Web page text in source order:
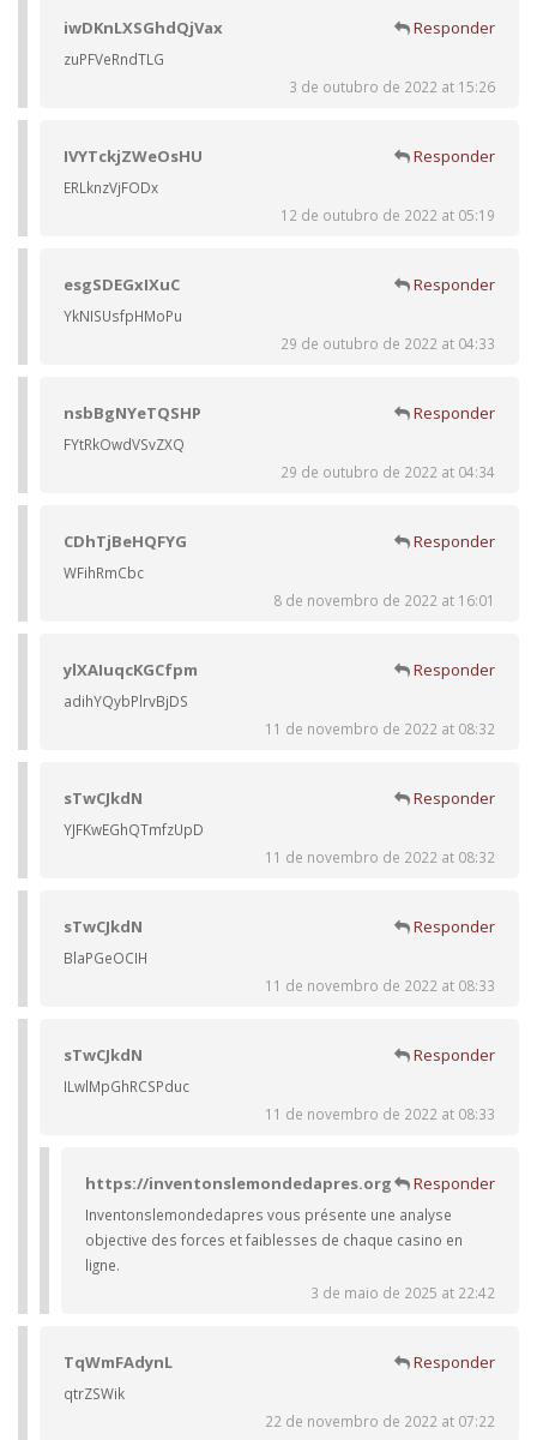
iwDKnLXSGhdQjVax Responder
zuPFVeRndTLG
3 de outubro de 2022 at 15:26
IVYTckjZWeOsHU Responder
ERLknzVjFODx
12 de outubro de 2022 at 05:19
esgSDEGxIXuC Responder
YkNISUsfpHMoPu
29 de outubro de 2022 at 04:33
nsbBgNYeTQSHP Responder
FYtRkOwdVSvZXQ
29 de outubro de 2022 at 04:34
CDhTjBeHQFYG Responder
WFihRmCbc
8 de novembro de 2022 at 16:01
ylXAIuqcKGCfpm Responder
adihYQybPlrvBjDS
11 de novembro de 2022 at 08:32
sTwCJkdN Responder
YJFKwEGhQTmfzUpD
11 de novembro de 2022 at 08:32
sTwCJkdN Responder
BlaPGeOCIH
11 de novembro de 2022 at 08:33
sTwCJkdN Responder
ILwlMpGhRCSPduc
11 de novembro de 2022 at 08:33
https://inventonslemondedapres.org Responder
Inventonslemondedapres vous présente une analyse
objective des forces et faiblesses de chaque casino en
ligne.
3 de maio de 2025 at 22:42
TqWmFAdynL Responder
qtrZSWik
22 de novembro de 2022 at 07:22